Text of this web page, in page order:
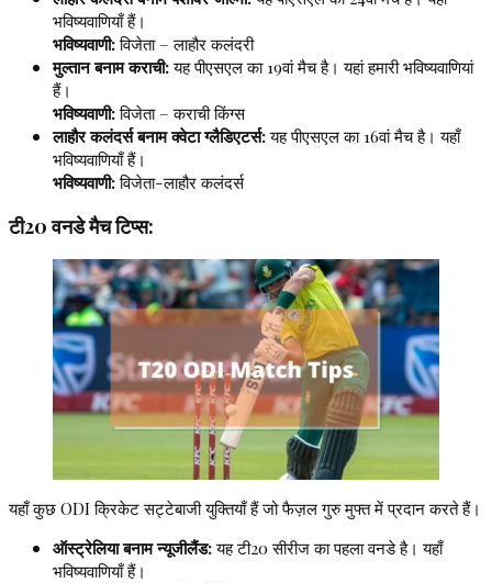
भविष्यवाणियाँ हैं।
भविष्यवाणी:विजेता – लाहौर कलंदरी
मुल्तान बनाम कराची:यह पीएसएल का 19वां मैच है। यहां हमारी भविष्यवाणियां
हैं।
भविष्यवाणी:विजेता – कराची किंग्स
लाहौर कलंदर्स बनाम क्वेटा ग्लैडिएटर्स:यह पीएसएल का 16वां मैच है। यहाँ
भविष्यवाणियाँ हैं।
भविष्यवाणी:विजेता-लाहौर कलंदर्स
टी20 वनडे मैच टिप्स:
यहाँ कुछ ODI क्रिकेट सट्टेबाजी युक्तियाँ हैं जो फैज़ल गुरु मुफ्त में प्रदान करते हैं।
ऑस्ट्रेलिया बनाम न्यूजीलैंड:यह टी20 सीरीज का पहला वनडे है। यहाँ
भविष्यवाणियाँ हैं।